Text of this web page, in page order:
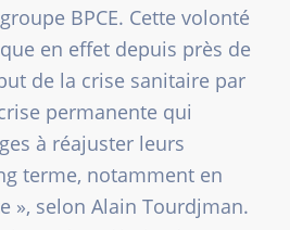
BPCE. Cette volonté
en effet depuis près de
de la crise sanitaire par
permanente qui
à réajuster leurs
terme, notamment en
», selon Alain Tourdjman.